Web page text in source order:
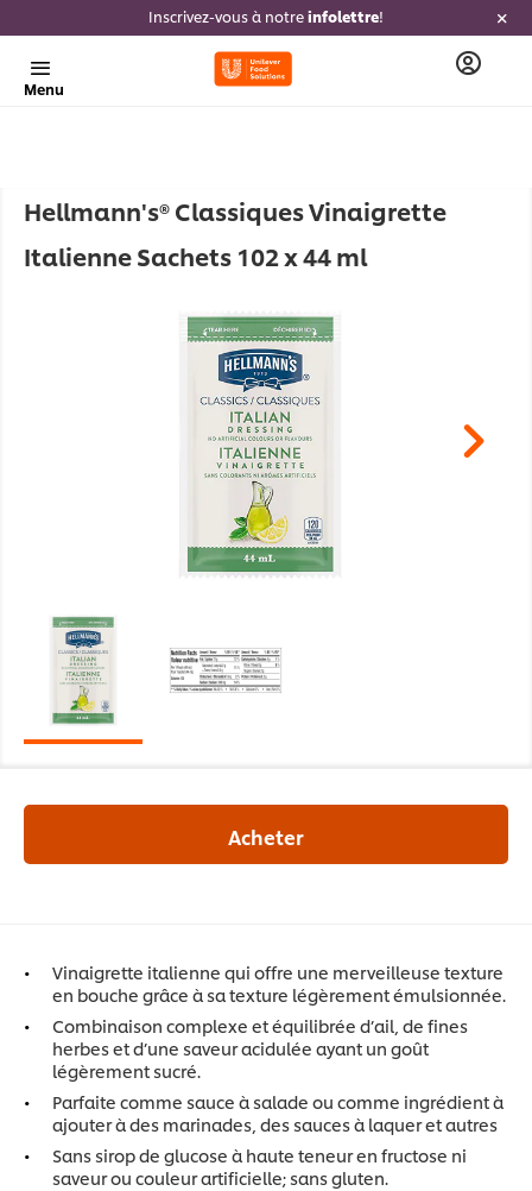
Inscrivez-vous à notreinfolettre!
Menu
Hellmann's® Classiques Vinaigrette
Italienne Sachets 102 x 44 ml
Vinaigrette italienne qui offre une merveilleuse texture
en bouche grâce à sa texture légèrement émulsionnée.
Combinaison complexe et équilibrée d’ail, de fines
herbes et d’une saveur acidulée ayant un goût
légèrement sucré.
Parfaite comme sauce à salade ou comme ingrédient à
ajouter à des marinades, des sauces à laquer et autres
Sans sirop de glucose à haute teneur en fructose ni
saveur ou couleur artificielle; sans gluten.
Acheter